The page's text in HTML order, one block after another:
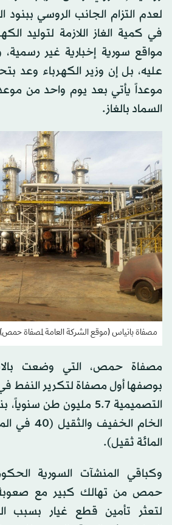
لعدم التزام الجانب الروسي
في كمية الغاز اللازمة لتوليد
مواقع سورية إخبارية غير
عليه، بل إن وزير الكهرباء وعد
موعداً يأتي بعد يوم واحد من
السماد بالغاز.
مصفاة بانياس (موقع الشركة العامة لمصفاة حمص)
بوصفها أول مصفاة لتكرير النفط
التصميمية 5.7 مليون طن
المائة ثقيل).
وكباقي المنشآت السورية
حمص من تهالك كبير مع صعوبة
لتعثر تأمين قطع غيار بسبب